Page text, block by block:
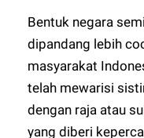
Bentuk negara
dipandang lebih
masyarakat
telah mewarisi
dengan raja atau
yang diberi